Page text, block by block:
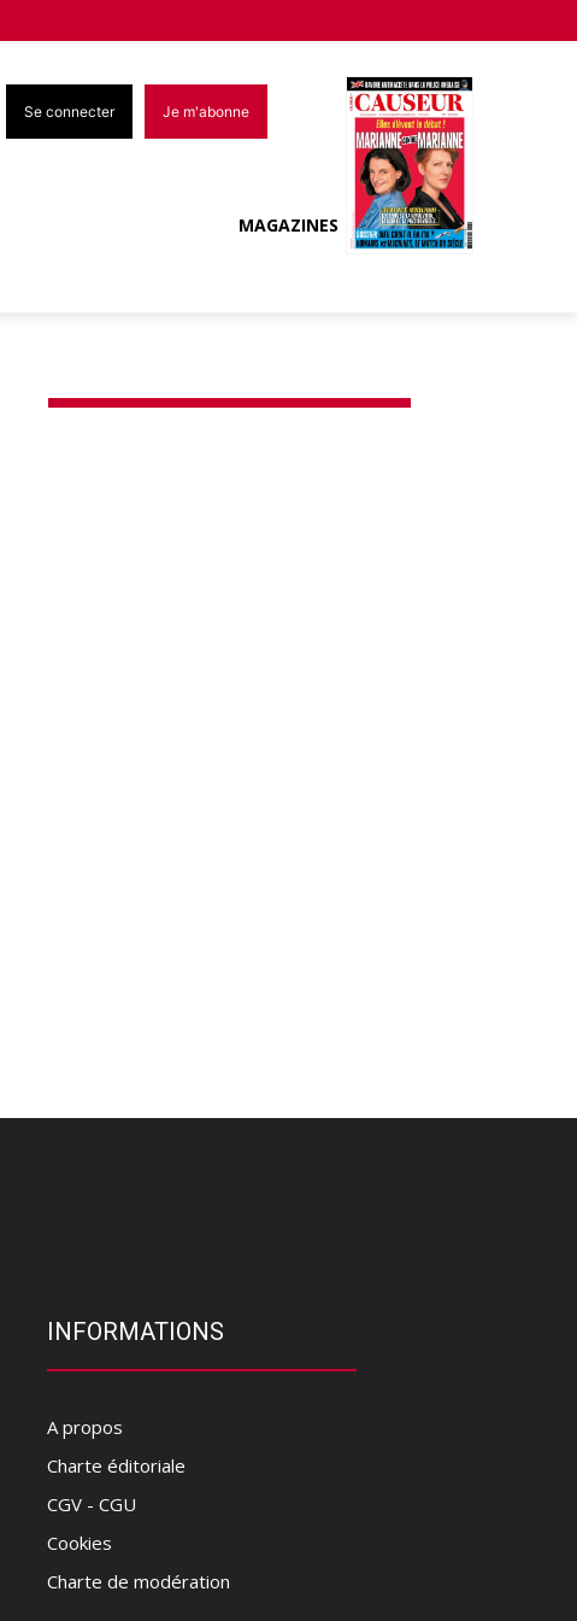
Se connecter Je m'abonne
MAGAZINES
INFORMATIONS
A propos
Charte éditoriale
CGV - CGU
Cookies
Charte de modération